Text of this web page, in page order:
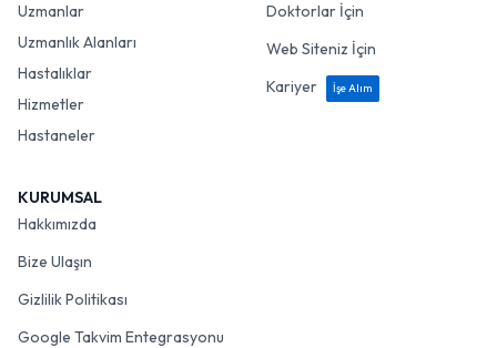
Uzmanlar
Uzmanlık Alanları
Hastalıklar
Hizmetler
Hastaneler
Doktorlar İçin
Web Siteniz İçin
Kariyer
İşe Alım
KURUMSAL
Hakkımızda
Bize Ulaşın
Gizlilik Politikası
Google Takvim Entegrasyonu